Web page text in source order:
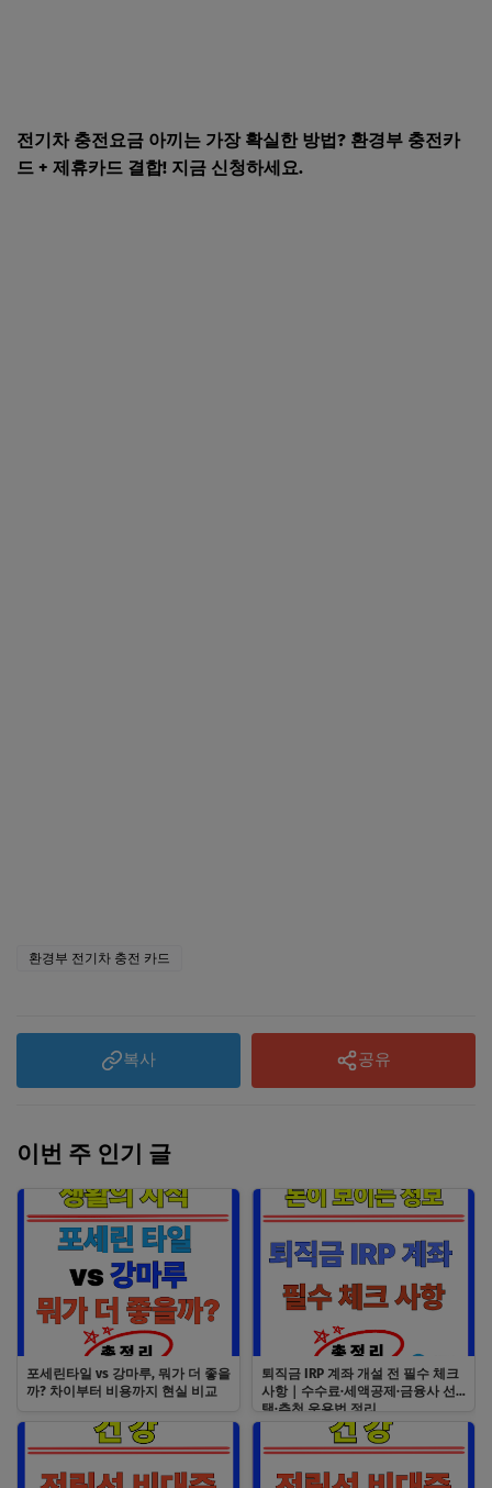
전기차 충전요금 아끼는 가장 확실한 방법? 환경부 충전카
드 + 제휴카드 결합! 지금 신청하세요.
환경부 전기차 충전 카드
복사 공유
이번 주 인기 글
포세린타일 vs 강마루, 뭐가 더 좋을
까? 차이부터 비용까지 현실 비교
퇴직금 IRP 계좌 개설 전 필수 체크
사항｜수수료·세액공제·금융사 선
택·추천 운용법 정리